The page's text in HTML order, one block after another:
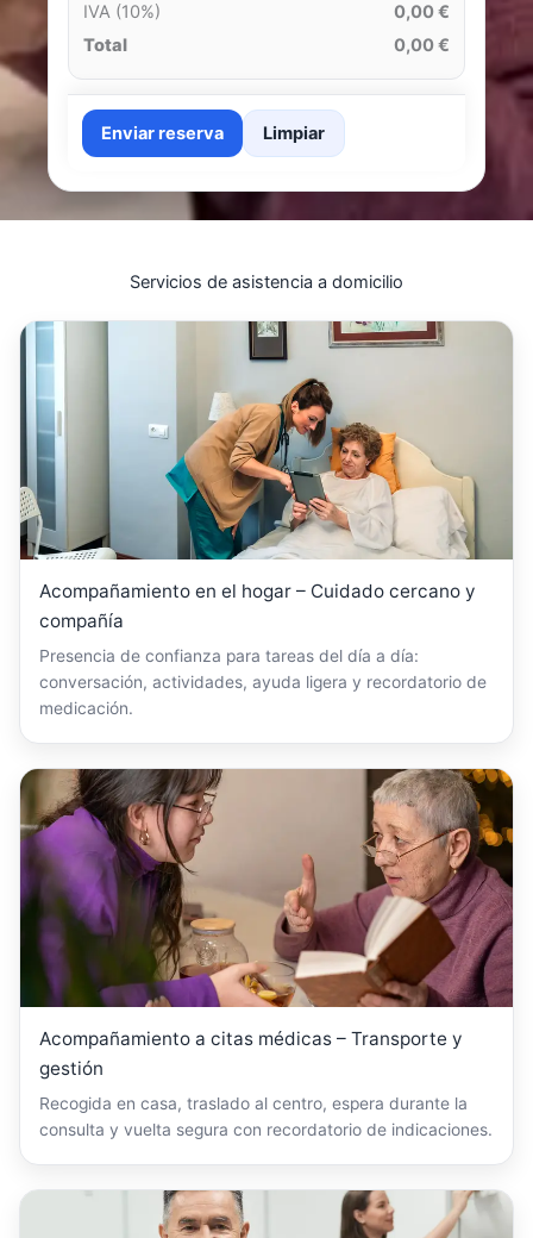
IVA (10%)
0,00 €
Total
0,00 €
Enviar reserva Limpiar
Servicios de asistencia a domicilio
Acompañamiento en el hogar – Cuidado cercano y
compañía
Presencia de confianza para tareas del día a día:
conversación, actividades, ayuda ligera y recordatorio de
medicación.
Acompañamiento a citas médicas – Transporte y
gestión
Recogida en casa, traslado al centro, espera durante la
consulta y vuelta segura con recordatorio de indicaciones.